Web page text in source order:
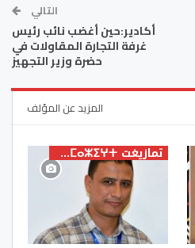
التالي
أكادير:حين أغضب نائب رئيس
غرفة التجارة المقاولات في
حضرة وزير التجهيز
المزيد عن المؤلف
تمازيغت ⵜⴰⵎⴰⵣⵉⵖⵜ